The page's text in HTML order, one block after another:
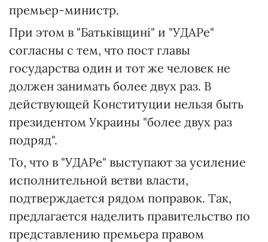
премьер-министр.
При этом в "Батьківщині" и "УДАРе"
согласны с тем, что пост главы
государства один и тот же человек не
должен занимать более двух раз. В
действующей Конституции нельзя быть
президентом Украины "более двух раз
подряд".
То, что в "УДАРе" выступают за усиление
исполнительной ветви власти,
подтверждается рядом поправок. Так,
предлагается наделить правительство по
представлению премьера правом